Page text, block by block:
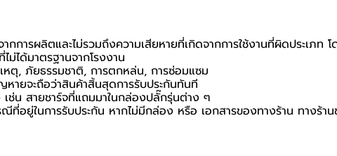
ารผลิตและไม่รวมถึงความเสียหายที่เกิดจากการใช้งานที่ผิดประเภท
ได้มาตรฐานจากโรงงาน
หตุ, ภัยธรรมชาติ, การตกหล่น, การซ่อมแซม
ยจะถือว่าสินค้าสิ้นสุดการรับประกันทันที
น สายชาร์จที่แถมมาในกล่องปลั๊กรุ่นต่าง ๆ
อยู่ในการรับประกัน หากไม่มีกล่อง หรือ เอกสารของทางร้าน ทางร้า